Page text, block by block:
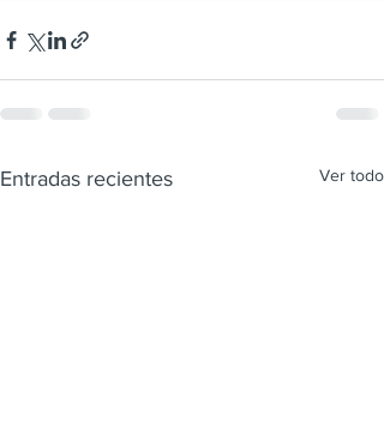
Entradas recientes Ver todo